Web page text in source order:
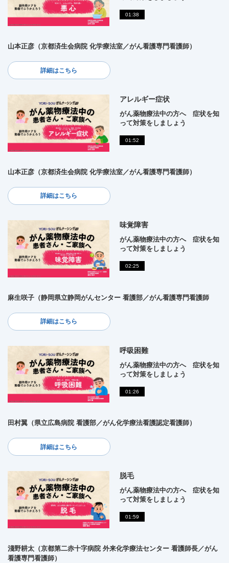
01:38
山本正彦（京都済生会病院 化学療法室／がん看護専門看護師）
詳細はこちら
アレルギー症状
がん薬物療法中の方へ 症状を知
って対策をしましょう
01:52
山本正彦（京都済生会病院 化学療法室／がん看護専門看護師）
詳細はこちら
味覚障害
がん薬物療法中の方へ 症状を知
って対策をしましょう
02:25
麻生咲子（静岡県立静岡がんセンター 看護部／がん看護専門看護師
詳細はこちら
呼吸困難
がん薬物療法中の方へ 症状を知
って対策をしましょう
01:26
田村翼（県立広島病院 看護部／がん化学療法看護認定看護師）
詳細はこちら
脱毛
がん薬物療法中の方へ 症状を知
って対策をしましょう
01:59
淺野耕太（京都第二赤十字病院 外来化学療法センター 看護師長／がん
看護専門看護師）